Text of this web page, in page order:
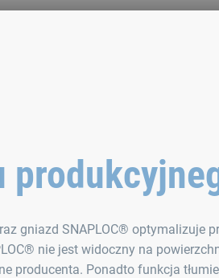
gniazd SNAPLOC® optymalizuje
nie jest widoczny na
producenta. Ponadto funkcja